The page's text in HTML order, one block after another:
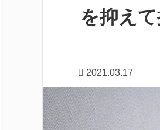
を抑え
2021.03.17